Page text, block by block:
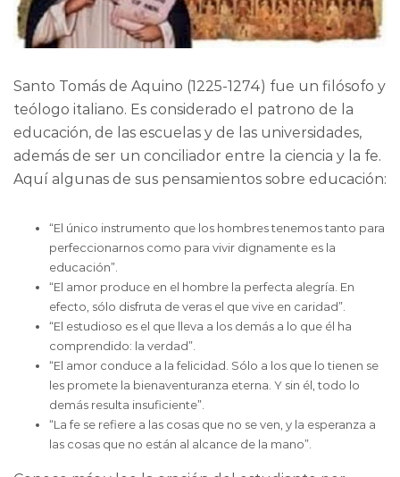
Santo Tomás de Aquino (1225-1274) fue un filósofo y
teólogo italiano. Es considerado el patrono de la
educación, de las escuelas y de las universidades,
además de ser un conciliador entre la ciencia y la fe.
Aquí algunas de sus pensamientos sobre educación:
“El único instrumento que los hombres tenemos tanto para
perfeccionarnos como para vivir dignamente es la
educación”.
“El amor produce en el hombre la perfecta alegría. En
efecto, sólo disfruta de veras el que vive en caridad”.
“El estudioso es el que lleva a los demás a lo que él ha
comprendido: la verdad”.
“El amor conduce a la felicidad. Sólo a los que lo tienen se
les promete la bienaventuranza eterna. Y sin él, todo lo
demás resulta insuficiente”.
“La fe se refiere a las cosas que no se ven, y la esperanza a
las cosas que no están al alcance de la mano”.